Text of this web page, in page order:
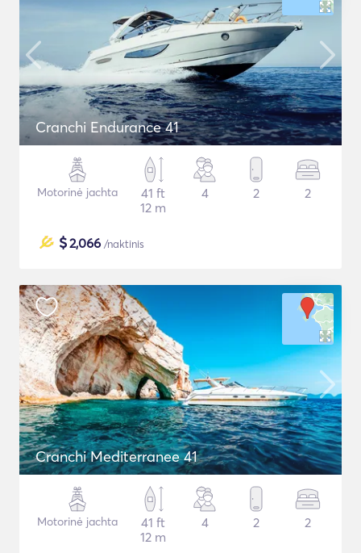
Cranchi Endurance 41
Motorinė jachta
41 ft
12 m
4 2 2
$2,066 /naktinis
Cranchi Mediterranee 41
Motorinė jachta
41 ft
12 m
4 2 2